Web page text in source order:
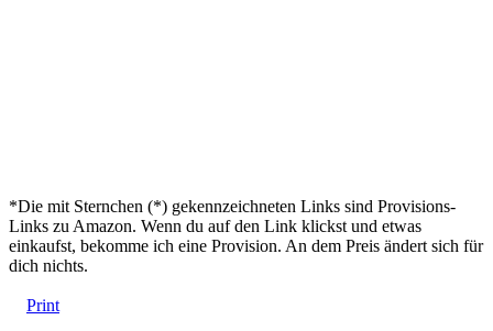
*Die mit Sternchen (*) gekennzeichneten Links sind Provisions-
Links zu Amazon. Wenn du auf den Link klickst und etwas
einkaufst, bekomme ich eine Provision. An dem Preis ändert sich für
dich nichts.
Print